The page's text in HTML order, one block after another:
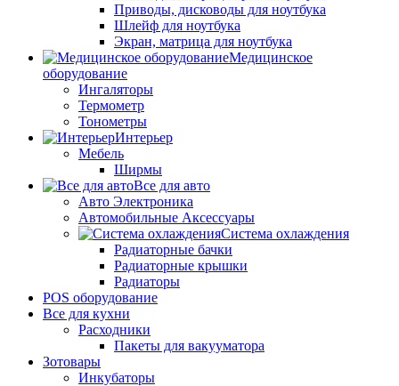
Приводы, дисководы для ноутбука
Шлейф для ноутбука
Экран, матрица для ноутбука
Медицинское
оборудование
Ингаляторы
Термометр
Тонометры
Интерьер
Мебель
Ширмы
Все для авто
Авто Электроника
Автомобильные Аксессуары
Система охлаждения
Радиаторные бачки
Радиаторные крышки
Радиаторы
POS оборудование
Все для кухни
Расходники
Пакеты для вакууматора
Зотовары
Инкубаторы